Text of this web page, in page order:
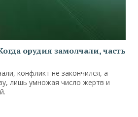
орудия замолчали, часть
конфликт не закончился, а
лишь умножая число жертв и